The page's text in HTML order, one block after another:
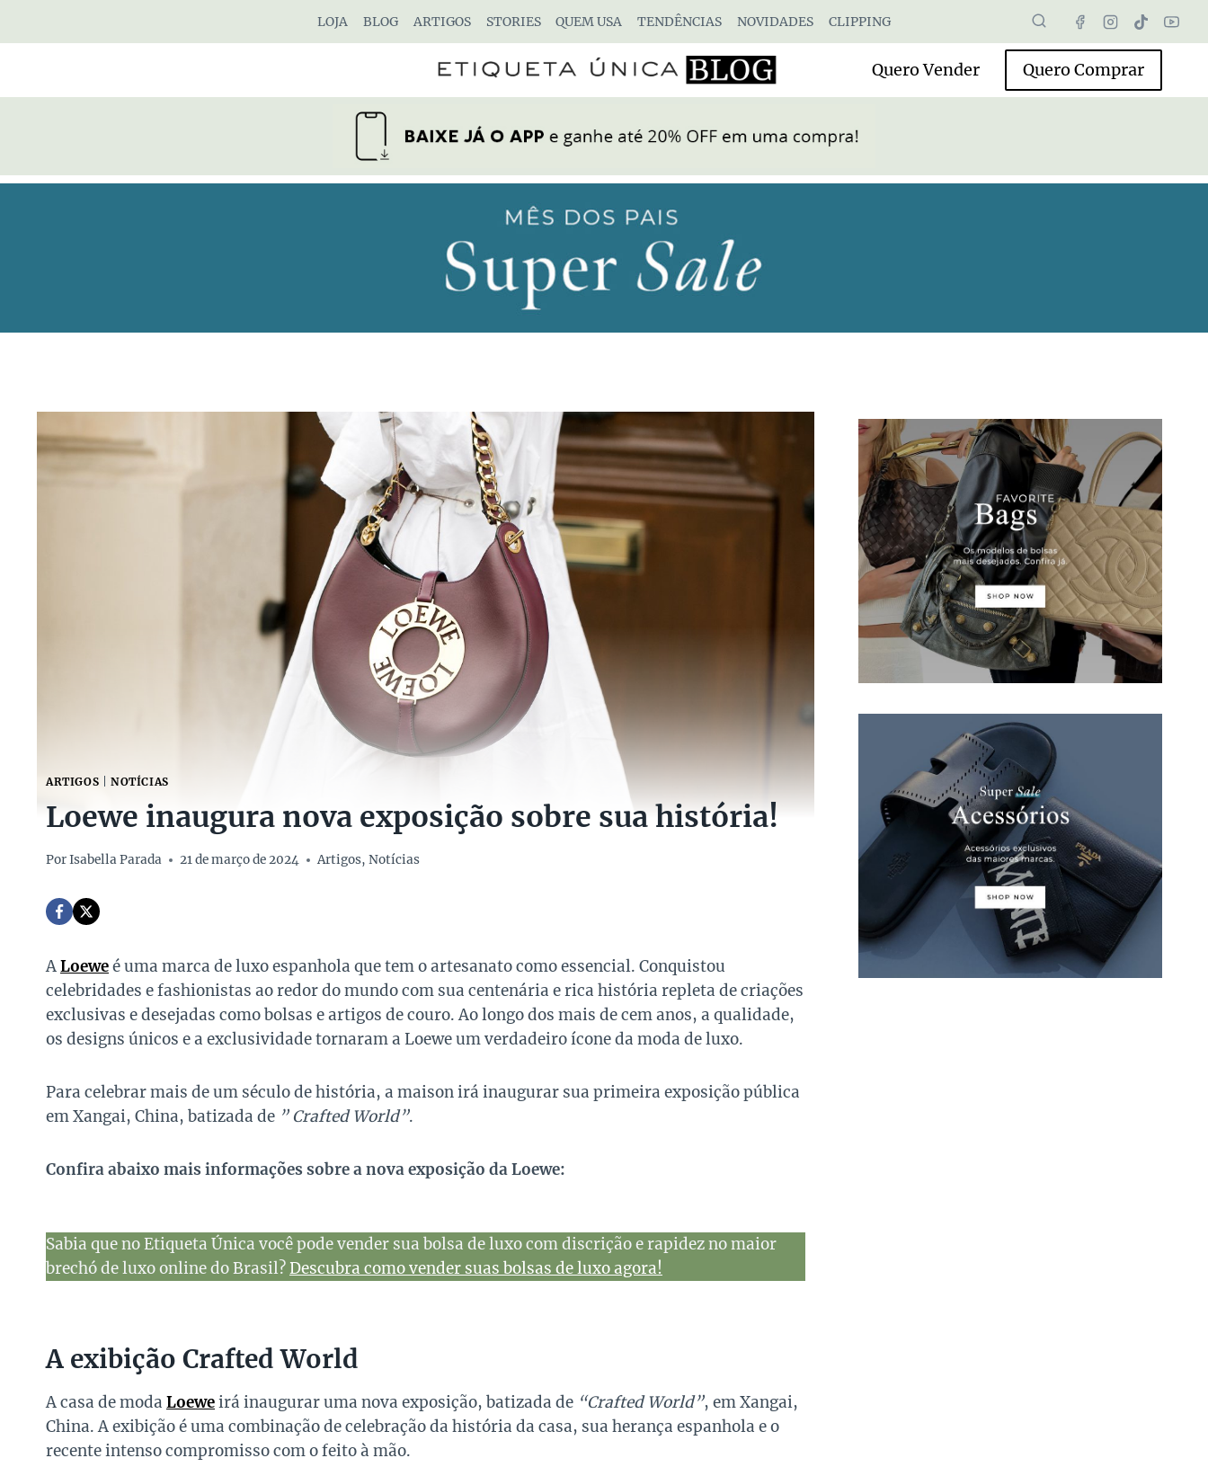
LOJA BLOG ARTIGOS STORIES QUEM USA TENDÊNCIAS NOVIDADES CLIPPING
Quero Vender Quero Comprar
ARTIGOS NOTÍCIAS
Loewe inaugura nova exposição sobre sua história!
PorIsabella Parada 21 de março de 2024 Artigos,Notícias
ALoeweé uma marca de luxo espanhola que tem o artesanato como essencial. Conquistou
celebridades e fashionistas ao redor do mundo com sua centenária e rica história repleta de criações
exclusivas e desejadas como bolsas e artigos de couro. Ao longo dos mais de cem anos, a qualidade,
os designs únicos e a exclusividade tornaram a Loewe um verdadeiro ícone da moda de luxo.
Para celebrar mais de um século de história, a maison irá inaugurar sua primeira exposição pública
em Xangai, China, batizada de ” Crafted World”.
Confira abaixo mais informações sobre a nova exposição da Loewe:
Sabia que no Etiqueta Única você pode vender sua bolsa de luxo com discrição e rapidez no maior
brechó de luxo online do Brasil?Descubra como vender suas bolsas de luxo agora!
A exibição Crafted World
A casa de moda Loeweirá inaugurar uma nova exposição, batizada de “Crafted World”, em Xangai,
China. A exibição é uma combinação de celebração da história da casa, sua herança espanhola e o
recente intenso compromisso com o feito à mão.